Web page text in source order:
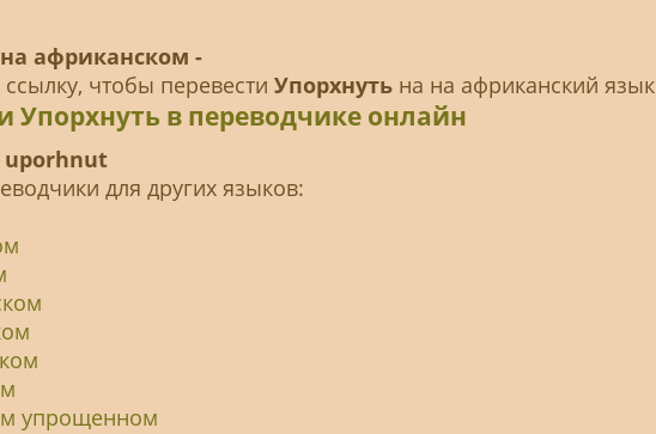
африканском -
чтобы перевести Упорхнутьна на африканский язык
Упорхнуть в переводчике онлайн
uporhnut
для других языков:
упрощенном